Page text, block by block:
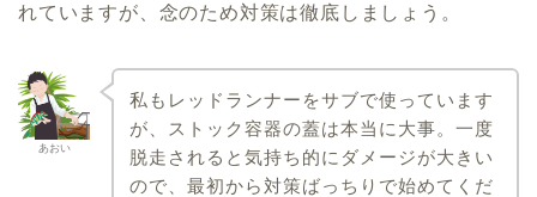
れていますが、念のため対策は徹底しましょう。
あおい
私もレッドランナーをサブで使っています
が、ストック容器の蓋は本当に大事。一度
脱走されると気持ち的にダメージが大きい
ので、最初から対策ばっちりで始めてくだ